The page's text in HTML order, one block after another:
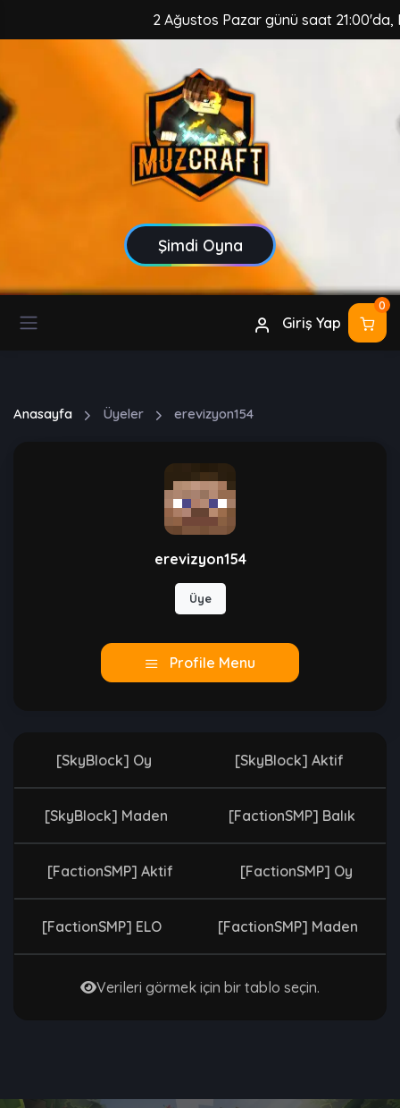
2 Ağustos Pazar günü saat 21:00'da,
Şimdi Oyna
Giriş Yap
0
Anasayfa Üyeler erevizyon154
erevizyon154
Üye
Profile Menu
[SkyBlock] Oy [SkyBlock] Aktif
[SkyBlock] Maden [FactionSMP] Balık
[FactionSMP] Aktif [FactionSMP] Oy
[FactionSMP] ELO [FactionSMP] Maden
Verileri görmek için bir tablo seçin.